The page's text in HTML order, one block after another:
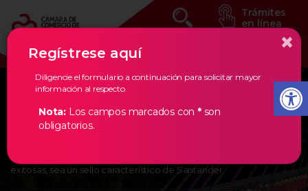
Trámites
en línea
Eventos Estratégicos
En la Cámara de Comercio de Bucaramanga, creemos en los
herramientas necesarias para que la creación de empresas
exitosas, sea un sello característico de Santander.
×
Regístrese aquí
Diligencie el formulario a continuación para solicitar mayor
información al respecto
Nota: Los campos marcados con *son
obligatorios.